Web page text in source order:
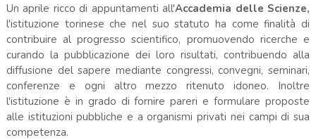
Un aprile ricco di appuntamenti all'Accademia delle Scienze,
l'istituzione torinese che nel suo statuto ha come finalità di
contribuire al progresso scientifico, promuovendo ricerche e
curando la pubblicazione dei loro risultati, contribuendo alla
diffusione del sapere mediante congressi, convegni, seminari,
conferenze e ogni altro mezzo ritenuto idoneo. Inoltre
l'istituzione è in grado di fornire pareri e formulare proposte
alle istituzioni pubbliche e a organismi privati nei campi di sua
competenza.